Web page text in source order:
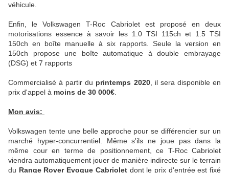
véhicule.
Enfin, le Volkswagen T-Roc Cabriolet est proposé en deux
motorisations essence à savoir les 1.0 TSI 115ch et 1.5 TSI
150ch en boîte manuelle à six rapports. Seule la version en
150ch propose une boîte automatique à double embrayage
(DSG) et 7 rapports
Commercialisé à partir du printemps 2020, il sera disponible en
prix d'appel à moins de 30 000€
Mon avis:
Volkswagen tente une belle approche pour se différencier sur un
marché hyper-concurrentiel. Même s'ils ne joue pas dans la
même cour en terme de positionnement, ce T-Roc Cabriolet
viendra automatiquement jouer de manière indirecte sur le terrain
du Range Rover Evoque Cabrioletdont le prix d'entrée est fixé